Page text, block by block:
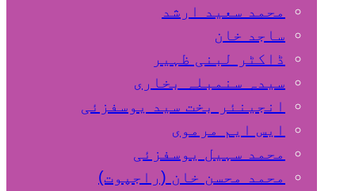
محمد سعید ارشد
ساجد خان
ڈاکٹر لبنی ظہیر
سیدہ سنمبلہ بخاری
انجینئر بخت سید یوسفزئی
ایس ایم مرموی
محمد سہیل یوسفزئی
محمد محسن خان (راجپوت)